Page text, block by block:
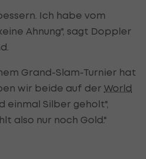
Ich habe vom
Ahnung", sagt Doppler
Grand-Slam-Turnier hat
wir beide auf der World
einmal Silber geholt",
also nur noch Gold."